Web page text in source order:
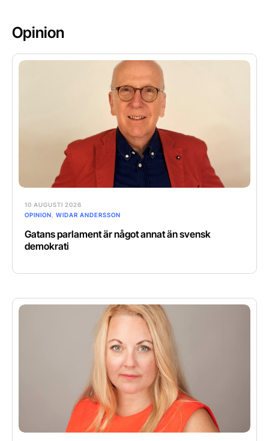
Opinion
10 AUGUSTI 2026
OPINION
WIDAR ANDERSSON
Gatans parlament är något annat än svensk
demokrati